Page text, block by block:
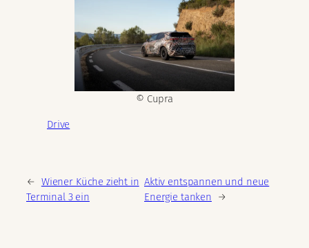
© Cupra
Drive
← Wiener Küche zieht in
Terminal 3 ein
Aktiv entspannen und neue
Energie tanken
→